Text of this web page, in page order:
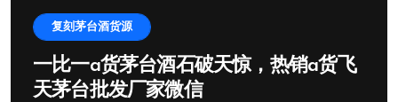
复刻茅台酒货源
一比一a货茅台酒石破天惊，热销a货飞
天茅台批发厂家微信